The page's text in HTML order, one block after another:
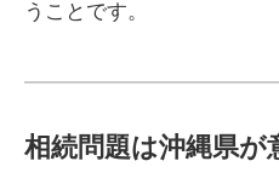
うことです。
相続問題は沖縄県が